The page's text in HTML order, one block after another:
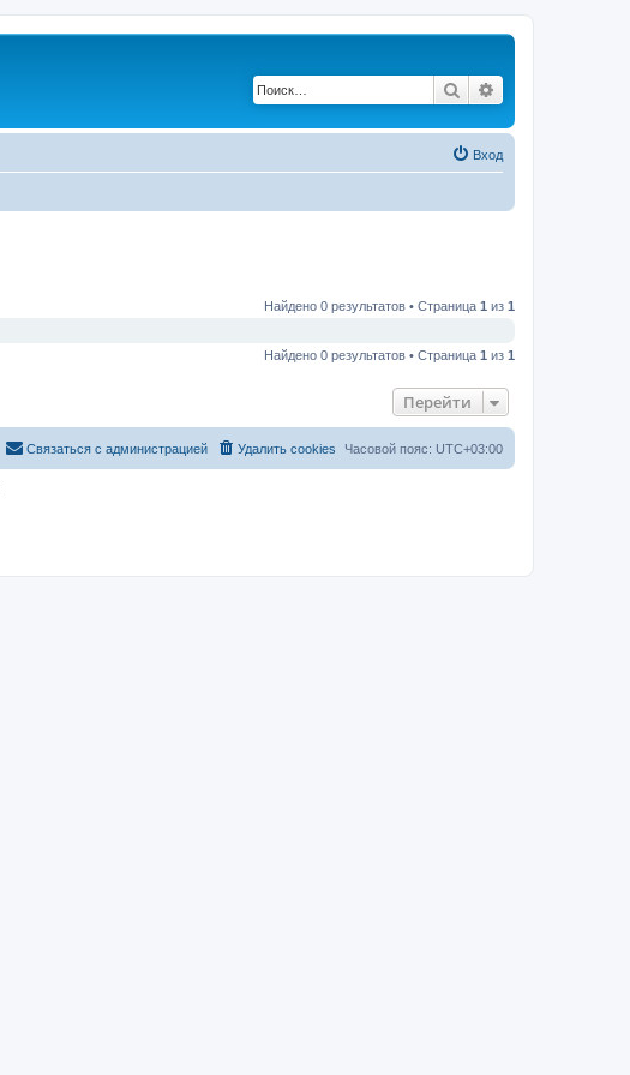
Поиск
Вход
Найдено 0 результатов • Страница 1 из 1
Найдено 0 результатов • Страница 1 из 1
Перейти
Часовой пояс: UTC+03:00
Удалить cookies
Связаться с администрацией